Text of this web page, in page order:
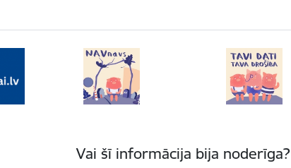
Vai šī informācija bija noderīga?